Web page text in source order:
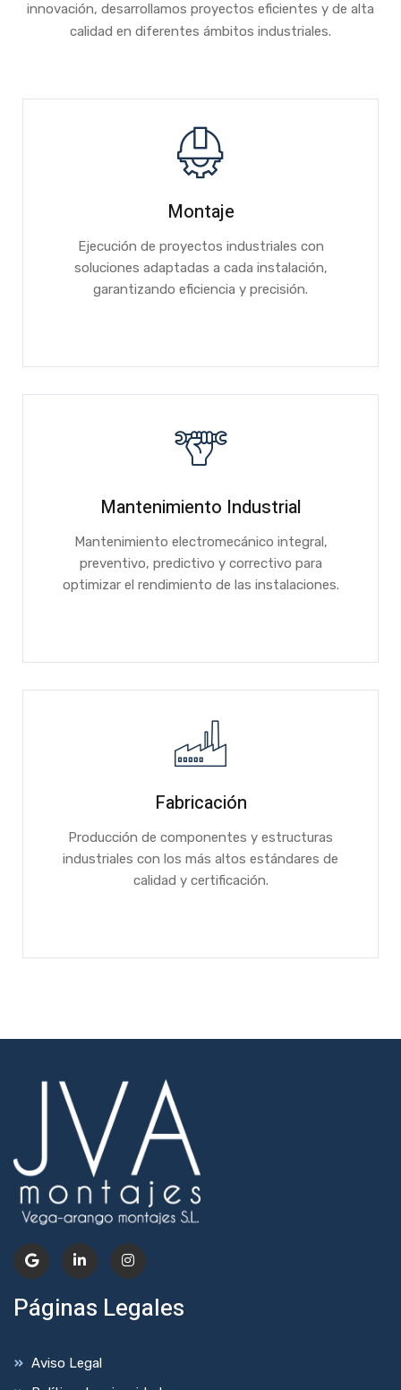
innovación, desarrollamos proyectos eficientes y de alta
calidad en diferentes ámbitos industriales.
Montaje
Ejecución de proyectos industriales con
soluciones adaptadas a cada instalación,
garantizando eficiencia y precisión.
Mantenimiento Industrial
Mantenimiento electromecánico integral,
preventivo, predictivo y correctivo para
optimizar el rendimiento de las instalaciones.
Fabricación
Producción de componentes y estructuras
industriales con los más altos estándares de
calidad y certificación.
Páginas Legales
Aviso Legal